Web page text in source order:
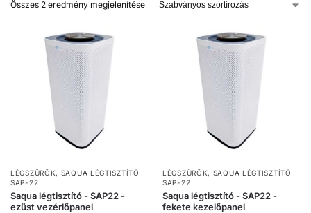
Összes 2 eredmény megjelenítése
LÉGSZŰRŐK, SAQUA LÉGTISZTÍTÓ
SAP-22
Saqua légtisztító - SAP22 -
ezüst vezérlőpanel
LÉGSZŰRŐK, SAQUA LÉGTISZTÍTÓ
SAP-22
Saqua légtisztító - SAP22 -
fekete kezelőpanel